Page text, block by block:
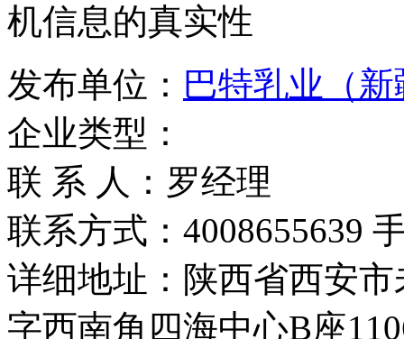
机信息的真实性
发布单位： 巴特乳业（
企业类型：
联 系 人：罗经理
联系方式：4008655639
详细地址：陕西省西安
字西南角四海中心B座